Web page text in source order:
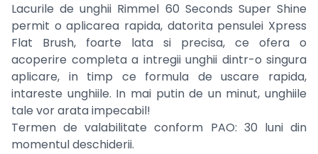
Lacurile de unghii Rimmel 60 Seconds Super Shine
permit o aplicarea rapida, datorita pensulei Xpress
Flat Brush, foarte lata si precisa, ce ofera o
acoperire completa a intregii unghii dintr-o singura
aplicare, in timp ce formula de uscare rapida,
intareste unghiile. In mai putin de un minut, unghiile
tale vor arata impecabil!
Termen de valabilitate conform PAO: 30 luni din
momentul deschiderii.